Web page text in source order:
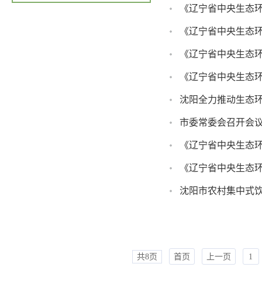
《辽宁省中央生态
《辽宁省中央生态
沈阳全力推动生态
市委常委会召开会
《辽宁省中央生态
《辽宁省中央生态
沈阳市农村集中式
共8页 首页 上一页 1